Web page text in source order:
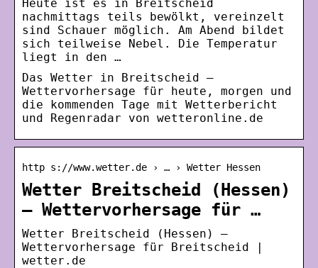
Heute ist es in Breitscheid
nachmittags teils bewölkt, vereinzelt
sind Schauer möglich. Am Abend bildet
sich teilweise Nebel. Die Temperatur
liegt in den …
Das Wetter in Breitscheid –
Wettervorhersage für heute, morgen und
die kommenden Tage mit Wetterbericht
und Regenradar von wetteronline.de
http s://www.wetter.de › … › Wetter Hessen
Wetter Breitscheid (Hessen)
– Wettervorhersage für …
Wetter Breitscheid (Hessen) –
Wettervorhersage für Breitscheid |
wetter.de